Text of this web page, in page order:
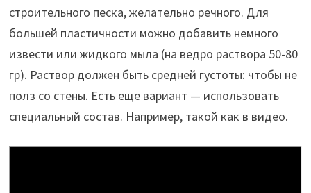
строительного песка, желательно речного. Для
большей пластичности можно добавить немного
извести или жидкого мыла (на ведро раствора 50-80
гр). Раствор должен быть средней густоты: чтобы не
полз со стены. Есть еще вариант — использовать
специальный состав. Например, такой как в видео.